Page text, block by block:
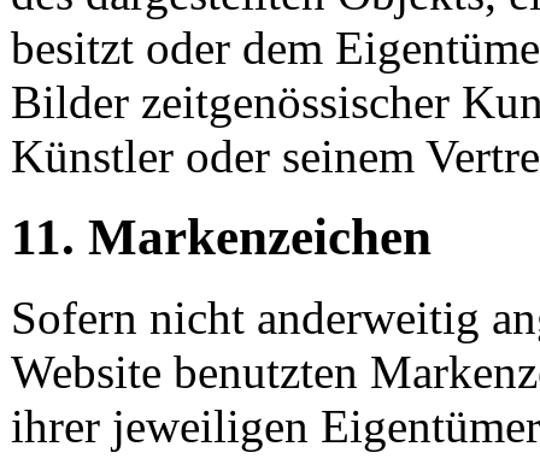
besitzt oder dem
Bilder zeitgenössischer
Künstler oder seinem
11. Markenzeichen
Sofern nicht anderweitig
Website benutzten
ihrer jeweiligen